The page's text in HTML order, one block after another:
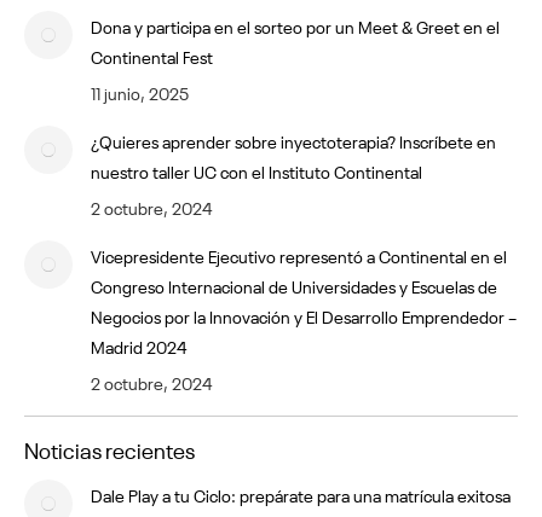
Dona y participa en el sorteo por un Meet & Greet en el
Continental Fest
11 junio, 2025
¿Quieres aprender sobre inyectoterapia? Inscríbete en
nuestro taller UC con el Instituto Continental
2 octubre, 2024
Vicepresidente Ejecutivo representó a Continental en el
Congreso Internacional de Universidades y Escuelas de
Negocios por la Innovación y El Desarrollo Emprendedor –
Madrid 2024
2 octubre, 2024
Noticias recientes
Dale Play a tu Ciclo: prepárate para una matrícula exitosa